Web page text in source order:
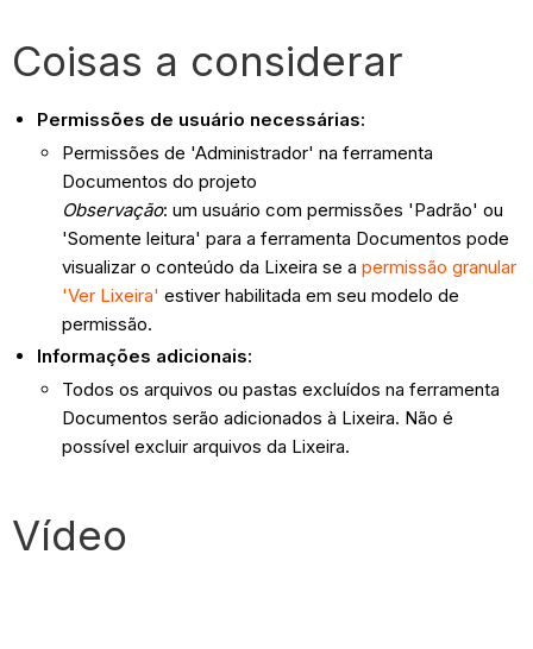
Coisas a considerar
Permissões de usuário necessárias:
Permissões de 'Administrador' na ferramenta
Documentos do projeto
Observação: um usuário com permissões 'Padrão' ou
'Somente leitura' para a ferramenta Documentos pode
visualizar o conteúdo da Lixeira se apermissão granular
'Ver Lixeira' estiver habilitada em seu modelo de
permissão.
Informações adicionais:
Todos os arquivos ou pastas excluídos na ferramenta
Documentos serão adicionados à Lixeira. Não é
possível excluir arquivos da Lixeira.
Vídeo